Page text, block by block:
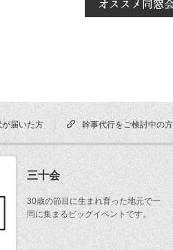
届いた方 幹事代行をご検討中の方
三十会
30歳の節目に生まれ育った地元で一
同に集まるビッグイベントです。